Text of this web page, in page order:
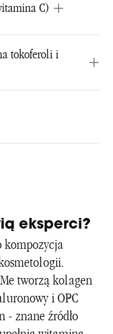
C)
tokoferoli i
eksperci?
kompozycja
tworzą kolagen
i OPC
- znane źródło